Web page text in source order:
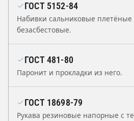
ГОСТ 5152-84
Набивки сальниковые плетёные
безасбестовые.
ГОСТ 481-80
Паронит и прокладки из него.
ГОСТ 18698-79
Рукава резиновые напорные с